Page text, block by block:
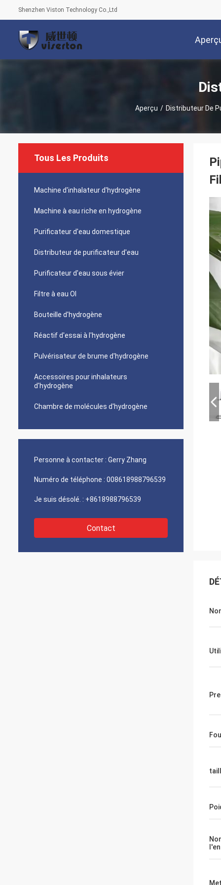
Shenzhen Viston Technology Co.,Ltd
Aperçu / Distributeur De
Tous Les Produits
Machine d'inhalateur d'hydrogène
Machine à eau riche en hydrogène
Purificateur d'eau domestique
Distributeur de purificateur d'eau
Purificateur d'eau sous évier
Filtre à eau OI
Bouteille d'hydrogène
Réactif d'essai à l'hydrogène
Pulvérisateur de brume d'hydrogène
Accessoires pour inhalateurs
d'hydrogène
Chambre de molécules d'hydrogène
Personne à contacter : Gerry Zhang
Numéro de téléphone : 008618988796539
Je suis désolé. : +8618988796539
Contact